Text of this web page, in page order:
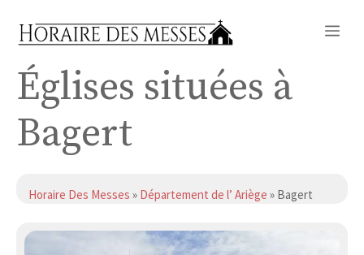
Églises situées à
Bagert
Horaire Des Messes » Département de l’ Ariège » Bagert